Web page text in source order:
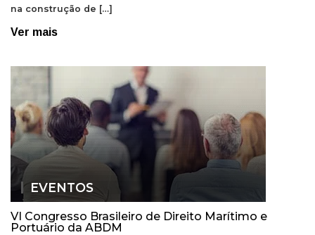
na construção de […]
Ver mais
EVENTOS
VI Congresso Brasileiro de Direito Marítimo e
Portuário da ABDM